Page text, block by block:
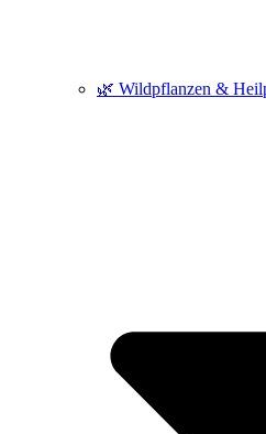
🌿 Wildpflanzen &